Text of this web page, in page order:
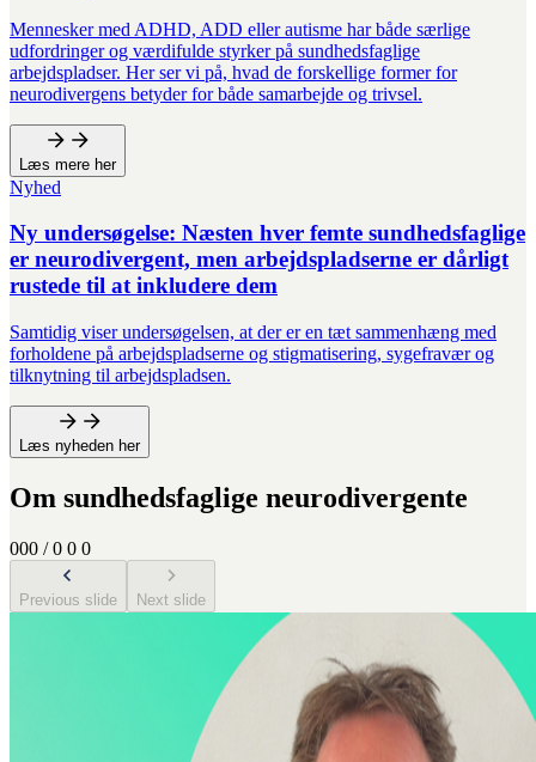
Mennesker med ADHD, ADD eller autisme har både særlige
udfordringer og værdifulde styrker på sundhedsfaglige
arbejdspladser. Her ser vi på, hvad de forskellige former for
neurodivergens betyder for både samarbejde og trivsel.
Læs mere her
Nyhed
Ny undersøgelse: Næsten hver femte sundhedsfaglige
er neurodivergent, men arbejdspladserne er dårligt
rustede til at inkludere dem
Samtidig viser undersøgelsen, at der er en tæt sammenhæng med
forholdene på arbejdspladserne og stigmatisering, sygefravær og
tilknytning til arbejdspladsen.
Læs nyheden her
Om sundhedsfaglige neurodivergente
000 / 0 0 0
Previous slide Next slide